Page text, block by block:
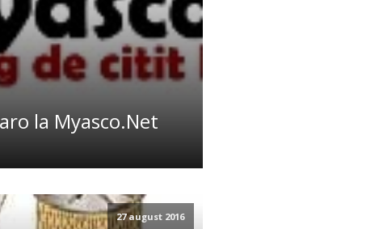
la Myasco.Net
27 august 2016